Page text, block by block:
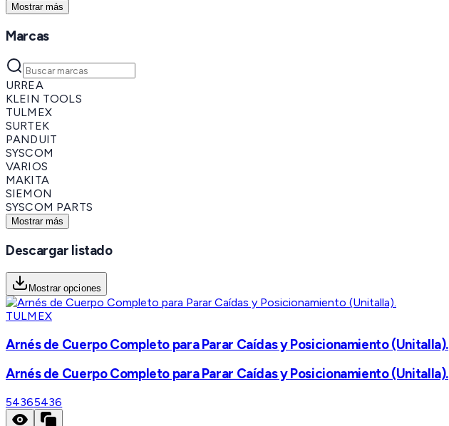
Mostrar más
Marcas
URREA
KLEIN TOOLS
TULMEX
SURTEK
PANDUIT
SYSCOM
VARIOS
MAKITA
SIEMON
SYSCOM PARTS
Mostrar más
Descargar listado
Mostrar opciones
TULMEX
Arnés de Cuerpo Completo para Parar Caídas y Posicionamiento (Unitalla).
Arnés de Cuerpo Completo para Parar Caídas y Posicionamiento (Unitalla).
54365436